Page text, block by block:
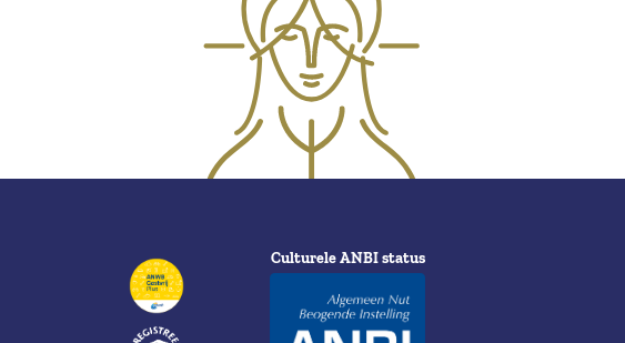
Culturele ANBI status